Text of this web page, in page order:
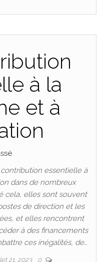
à la
et à
essentielle à
dans de nombreux
cela, elles sont souvent
de direction et les
et elles rencontrent
à des financements
ces inégalités, de…
21, 2023 0